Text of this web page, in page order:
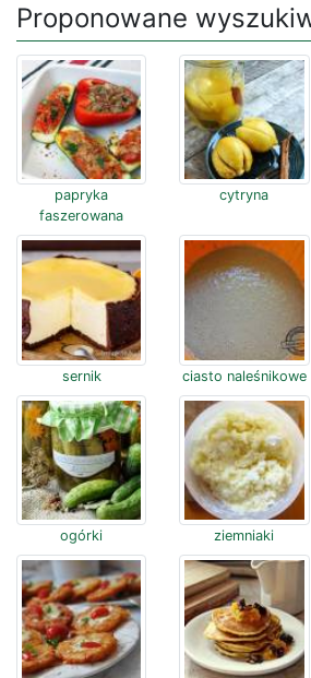
Proponowane
papryka
faszerowana
cytryna
sernik ciasto naleśnikowe
ogórki ziemniaki